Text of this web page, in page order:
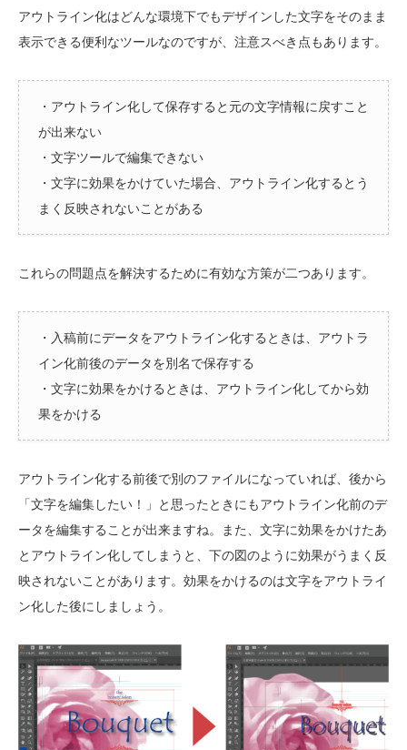
アウトライン化はどんな環境下でもデザインした文字をそのまま
表示できる便利なツールなのですが、注意スべき点もあります。
・アウトライン化して保存すると元の文字情報に戻すこと
が出来ない
・文字ツールで編集できない
・文字に効果をかけていた場合、アウトライン化するとう
まく反映されないことがある
これらの問題点を解決するために有効な方策が二つあります。
・入稿前にデータをアウトライン化するときは、アウトラ
イン化前後のデータを別名で保存する
・文字に効果をかけるときは、アウトライン化してから効
果をかける
アウトライン化する前後で別のファイルになっていれば、後から
「文字を編集したい！」と思ったときにもアウトライン化前のデ
ータを編集することが出来ますね。また、文字に効果をかけたあ
とアウトライン化してしまうと、下の図のように効果がうまく反
映されないことがあります。効果をかけるのは文字をアウトライ
ン化した後にしましょう。